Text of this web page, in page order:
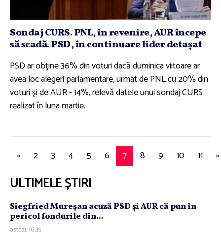
Sondaj CURS. PNL, în revenire, AUR începe
să scadă. PSD, în continuare lider detaşat
PSD ar obţine 36% din voturi dacă duminica viitoare ar
avea loc alegeri parlamentare, urmat de PNL cu 20% din
voturi şi de AUR - 14%, relevă datele unui sondaj CURS
realizat în luna martie.
« 2 3 4 5 6 7 8 9 10 11 »
ULTIMELE ȘTIRI
Siegfried Mureşan acuză PSD şi AUR că pun în
pericol fondurile din...
astăzi, 16:35